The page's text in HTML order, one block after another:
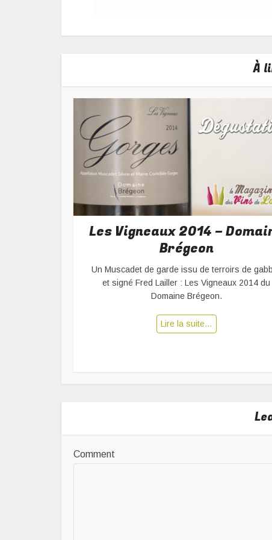
À
Les Vigneaux 2014 –
Brégeon
Un Muscadet de garde issu de terroirs de
et signé Fred Lailler : Les Vigneaux 2014 du
Domaine Brégeon.
Lire la suite…
Comment